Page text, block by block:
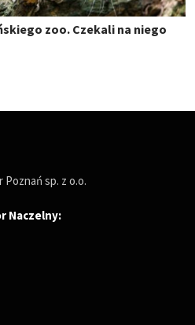
zoo. Czekali na niego
Poznań sp. z o.o.
Naczelny: